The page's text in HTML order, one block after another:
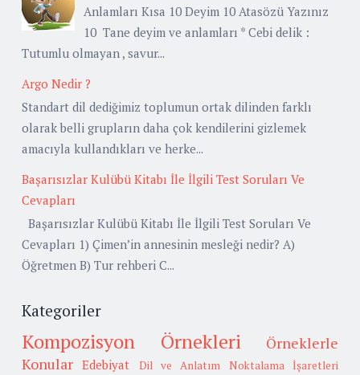
Anlamları Kısa 10 Deyim 10 Atasözü Yazınız
10 Tane deyim ve anlamları * Cebi delik :
Tutumlu olmayan , savur...
Argo Nedir ?
Standart dil dediğimiz toplumun ortak dilinden farklı
olarak belli grupların daha çok kendilerini gizlemek
amacıyla kullandıkları ve herke...
Başarısızlar Kulübü Kitabı İle İlgili Test Soruları Ve
Cevapları
Başarısızlar Kulübü Kitabı İle İlgili Test Soruları Ve
Cevapları 1) Çimen’in annesinin mesleği nedir? A)
Öğretmen B) Tur rehberi C...
Kategoriler
Kompozisyon Örnekleri
Örneklerle
Konular Edebiyat Dil ve Anlatım
Noktalama İşaretleri